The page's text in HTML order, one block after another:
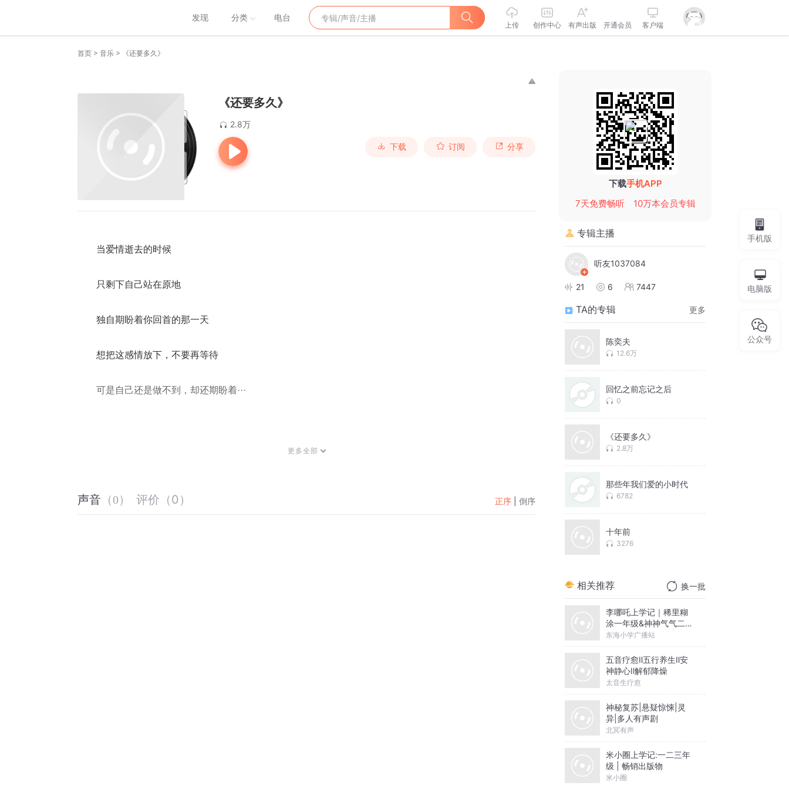
发现 分类 电台
上传 创作中心 有声出版 开通会员 客户端
首页 > 音乐 > 《还要多久》
《还要多久》
2.8万
下载 订阅 分享
更多全部
声音 （0） 评价 （0 ） 正序 倒序
下载手机APP
7天免费畅听
10万本会员专辑
专辑主播
听友1037084
21 6 7447
TA的专辑 更多
陈奕夫
12.6万
回忆之前忘记之后
0
《还要多久》
2.8万
那些年我们爱的小时代
6782
十年前
3276
相关推荐 换一批
李哪吒上学记｜稀里糊
涂一年级&神神气气二年
级
东海小学广播站
五音疗愈Ⅱ五行养生Ⅱ安
神静心Ⅱ解郁降燥
太音生疗愈
神秘复苏|悬疑惊悚|灵
异|多人有声剧
北冥有声
米小圈上学记:一二三年
级 | 畅销出版物
米小圈
手机版
电脑版
公众号